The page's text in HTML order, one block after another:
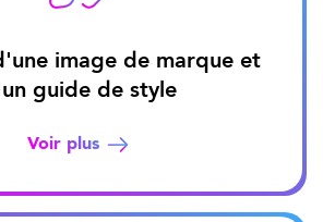
image de marque et
guide de style
Voir plus